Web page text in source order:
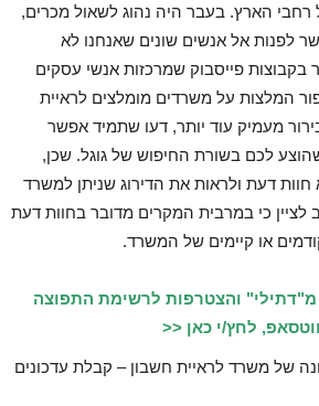
רחבי הארץ. בעבר היה נהוג לשאול מכרים,
לפנות אל אנשים שונים שאנחנו לא
בקבוצות פייסבוק שמרכזות אנשי עסקים
המלצות על משרדים מומלצים לראיית
מעמיק עוד יותר, דעו שתמיד אפשר
לכם בשורת החיפוש של גוגל. שכן,
דעת ולראות את הדירוג שניתן למשרד
לציין כי במרבית המקרים מדובר בחוות דעת
או קיימים של המשרד.
מ"דתילי" והצטרפות לרשימת התפוצה
לחץ/י כאן <<